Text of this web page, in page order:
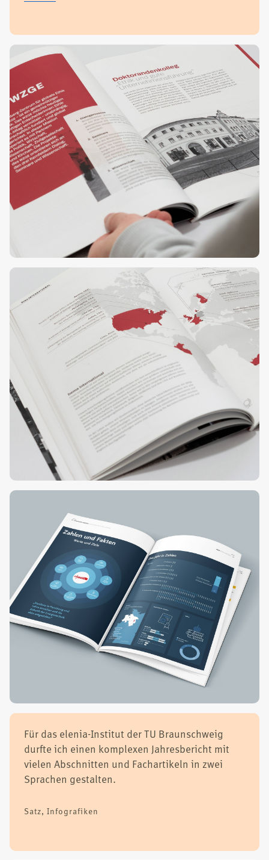
Für das ele­nia-Insti­tut der TU Braun­schweig
durf­te ich einen kom­ple­xen Jah­res­be­richt mit
vie­len Abschnit­ten und Fach­ar­ti­keln in zwei
Spra­chen gestal­ten.
Satz, Info­gra­fi­ken